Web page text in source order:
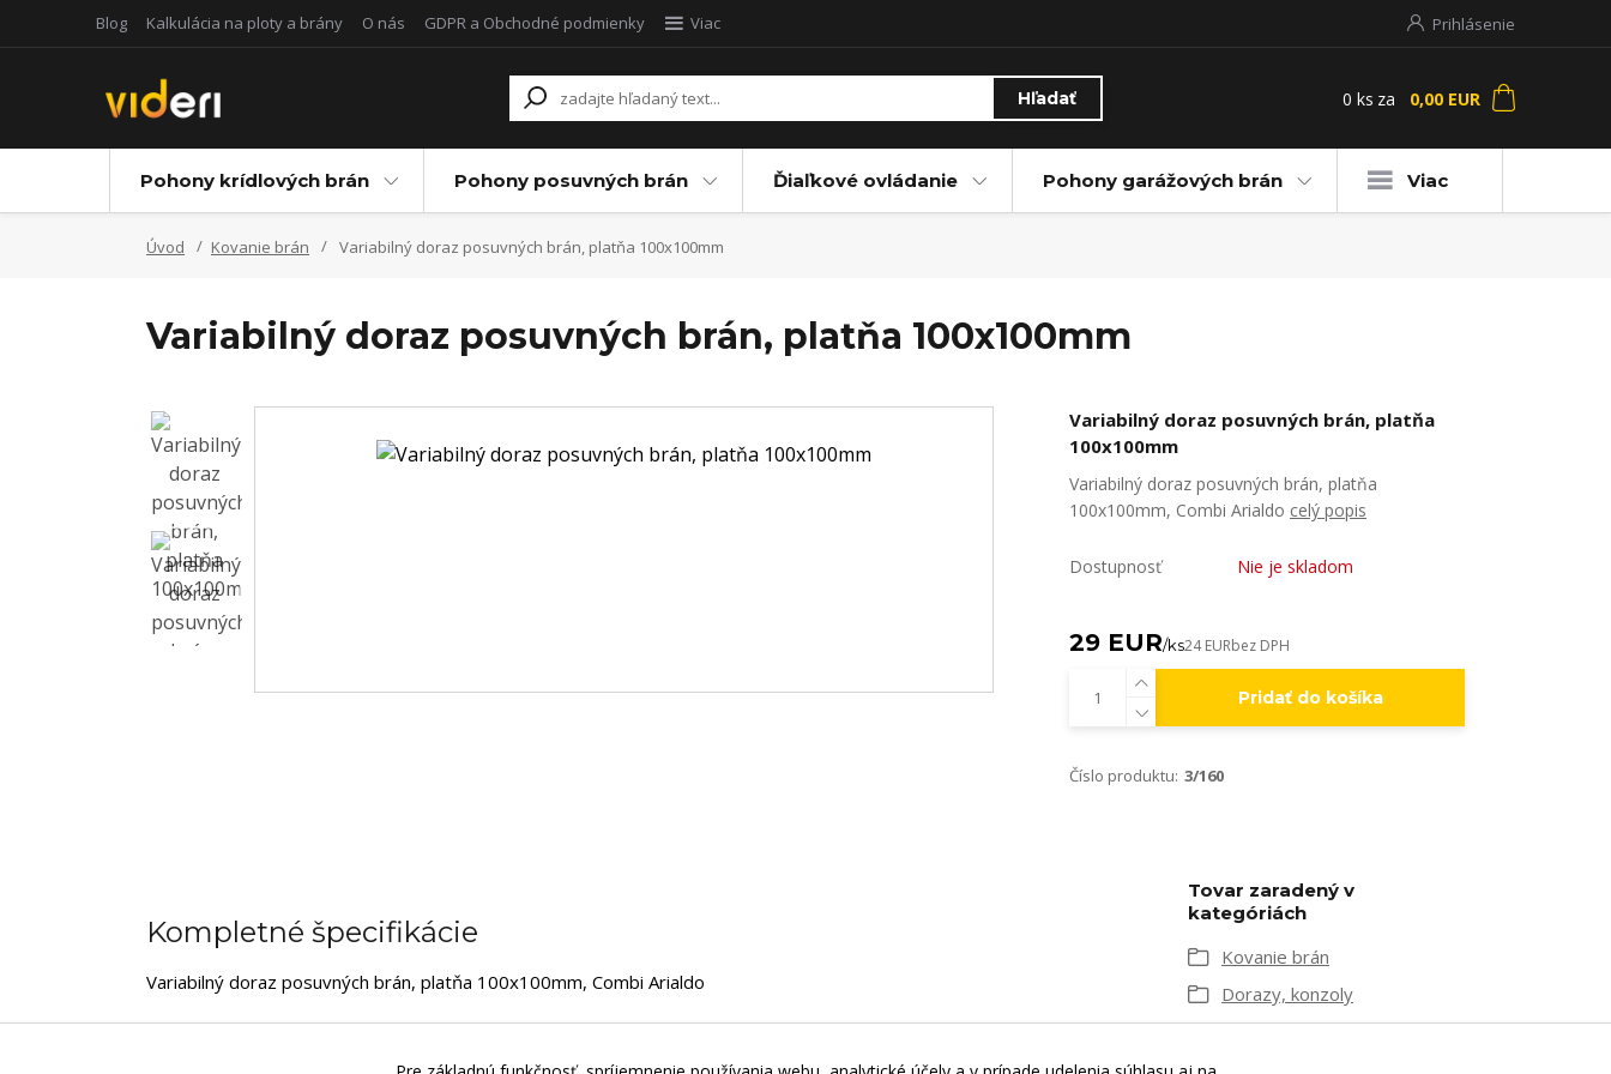
Blog Kalkulácia na ploty a brány O nás GDPR a Obchodné podmienky Viac Prihlásenie
Hľadať 0 ks za 0,00 EUR
Pohony krídlových brán Pohony posuvných brán Ďiaľkové ovládanie Pohony garážových brán Viac
Úvod Kovanie brán Variabilný doraz posuvných brán, platňa 100x100mm
Variabilný doraz posuvných brán, platňa 100x100mm
Variabilný doraz posuvných brán, platňa
100x100mm
Variabilný doraz posuvných brán, platňa
100x100mm, Combi Arialdo celý popis
Dostupnosť Nie je skladom
29 EUR/ks24 EURbez DPH
Pridať do košíka
Číslo produktu: 3/160
Kompletné špecifikácie
Variabilný doraz posuvných brán, platňa 100x100mm, Combi Arialdo
Tovar zaradený v
kategóriách
Kovanie brán
Dorazy, konzoly